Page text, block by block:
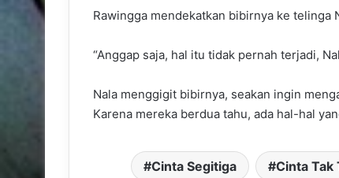
Rawingga mendekatkan bibirnya ke telinga
“Anggap saja, hal itu tidak pernah terjadi,
Nala menggigit bibirnya, seakan ingin
Karena mereka berdua tahu, ada hal-hal
Cinta Segitiga Cinta Tak